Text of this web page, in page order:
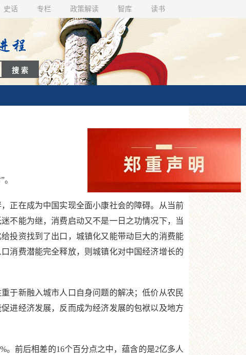
史话 专栏 政策解读 智库 读书
正在成为中国实现全面小康社会的障碍。从当前
不能为继，消费启动又不是一日之功情况下，当
投资找到了出口，城镇化又能带动巨大的消费能
消费潜能完全释放，则城镇化对中国经济增长的
新融入城市人口自身问题的解决；低价从农民
进经济发展，反而成为经济发展的包袱以及地方
前后相差的16个百分点之中，蕴含的是2亿多人